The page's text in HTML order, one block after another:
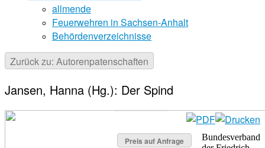
allmende
Feuerwehren in Sachsen-Anhalt
Behördenverzeichnisse
Zurück zu: Autorenpatenschaften
Jansen, Hanna (Hg.): Der Spind
Preis auf Anfrage
Bundesverband